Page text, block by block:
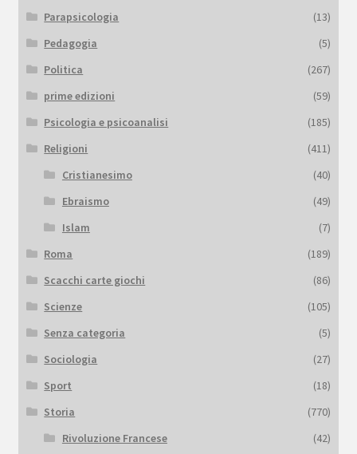
Parapsicologia
(13)
Pedagogia
(5)
Politica
(267)
prime edizioni
(59)
Psicologia e psicoanalisi
(185)
Religioni
(411)
Cristianesimo
(40)
Ebraismo
(49)
Islam
(7)
Roma
(189)
Scacchi carte giochi
(86)
Scienze
(105)
Senza categoria
(5)
Sociologia
(27)
Sport
(18)
Storia
(770)
Rivoluzione Francese
(42)